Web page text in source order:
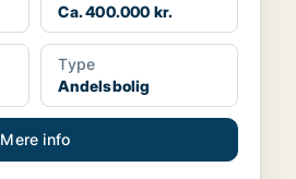
Ca. 400.000 kr.
Type
Andelsbolig
Mere info